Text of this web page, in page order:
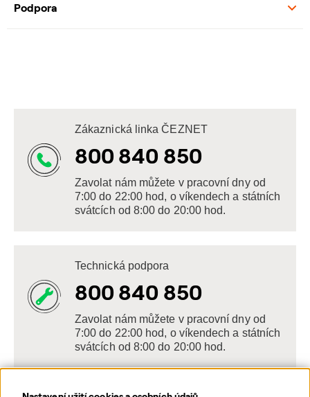
Podpora
Zákaznická linka ČEZNET
800 840 850
Zavolat nám můžete v pracovní dny od
7:00 do 22:00 hod, o víkendech a státních
svátcích od 8:00 do 20:00 hod.
Technická podpora
800 840 850
Zavolat nám můžete v pracovní dny od
7:00 do 22:00 hod, o víkendech a státních
svátcích od 8:00 do 20:00 hod.